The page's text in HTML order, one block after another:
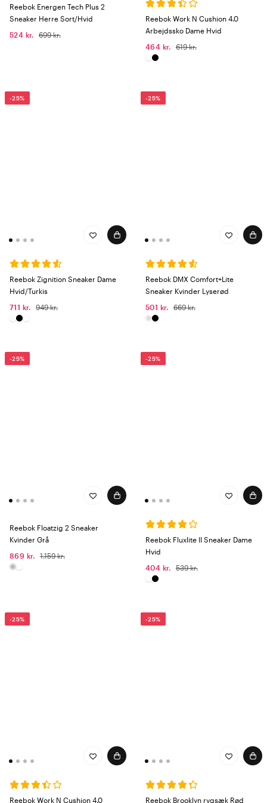
Reebok Energen Tech Plus 2
Sneaker Herre Sort/Hvid
524 kr.
699 kr.
Reebok Work N Cushion 4.0
Arbejdssko Dame Hvid
464 kr.
619 kr.
-25%
Reebok Zignition Sneaker Dame
Hvid/Turkis
711 kr.
949 kr.
-25%
Reebok DMX Comfort+Lite
Sneaker Kvinder Lyserød
501 kr.
669 kr.
-25%
Reebok Floatzig 2 Sneaker
Kvinder Grå
869 kr.
1.159 kr.
-25%
Reebok Fluxlite II Sneaker Dame
Hvid
404 kr.
539 kr.
-25%
Reebok Work N Cushion 4.0
-25%
Reebok Brooklyn rygsæk Rød